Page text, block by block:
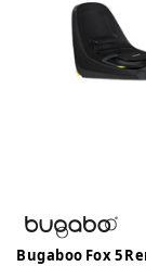
Bugaboo Fox 5